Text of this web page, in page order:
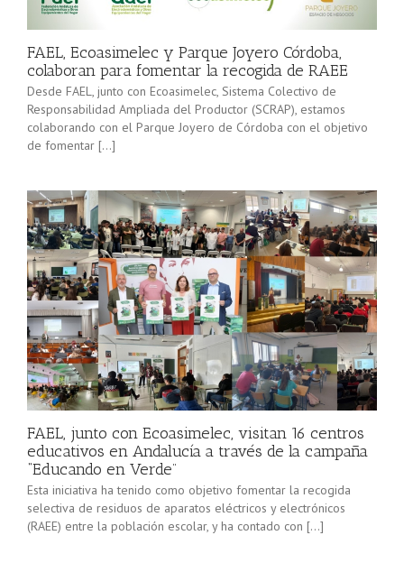
minorista”
(convocatoria
2025), pone
en marcha a
Sevilla junto
[…]
FAEL, Ecoasimelec y Parque Joyero Córdoba,
colaboran para fomentar la recogida de RAEE
Desde FAEL, junto con Ecoasimelec, Sistema Colectivo de
Responsabilidad Ampliada del Productor (SCRAP), estamos
colaborando con el Parque Joyero de Córdoba con el objetivo
de fomentar […]
FAEL, junto con Ecoasimelec, visitan 16 centros
educativos en Andalucía a través de la campaña
“Educando en Verde”
Esta iniciativa ha tenido como objetivo fomentar la recogida
selectiva de residuos de aparatos eléctricos y electrónicos
(RAEE) entre la población escolar, y ha contado con […]